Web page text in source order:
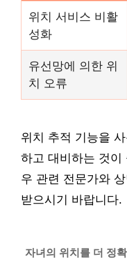
위치 서비스 비활
성화
유선망에 의한 위
치 오류
위치 추적 기능을
하고 대비하는 것이
우 관련 전문가와
받으시기 바랍니다.
자녀의 위치를 더 정